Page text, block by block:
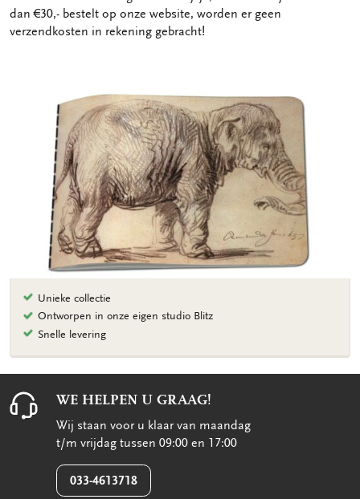
dan €30,- bestelt op onze website, worden er geen
verzendkosten in rekening gebracht!
Unieke collectie
Ontworpen in onze eigen studio Blitz
Snelle levering
WE HELPEN U GRAAG!
Wij staan voor u klaar van maandag
t/m vrijdag tussen 09:00 en 17:00
033-4613718